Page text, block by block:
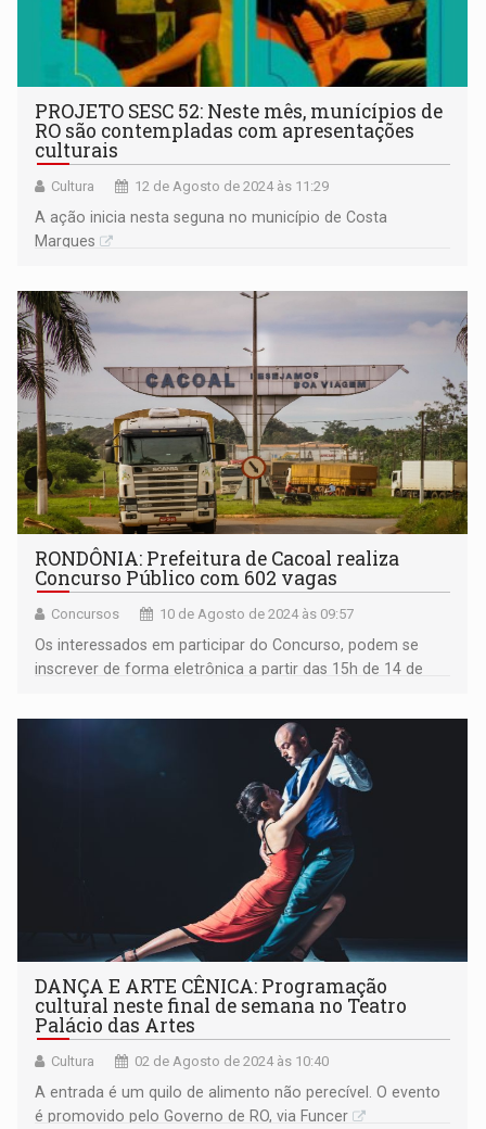
PROJETO SESC 52: Neste mês, munícípios de
RO são contempladas com apresentações
culturais
Cultura 12 de Agosto de 2024 às 11:29
A ação inicia nesta seguna no município de Costa
Marques
RONDÔNIA: Prefeitura de Cacoal realiza
Concurso Público com 602 vagas
Concursos 10 de Agosto de 2024 às 09:57
Os interessados em participar do Concurso, podem se
inscrever de forma eletrônica a partir das 15h de 14 de
DANÇA E ARTE CÊNICA: Programação
cultural neste final de semana no Teatro
Palácio das Artes
Cultura 02 de Agosto de 2024 às 10:40
A entrada é um quilo de alimento não perecível. O evento
é promovido pelo Governo de RO, via Funcer